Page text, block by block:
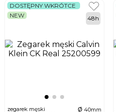
zegarek męski ø 40mm
DOSTĘPNY WKRÓTCE
NEW
48h